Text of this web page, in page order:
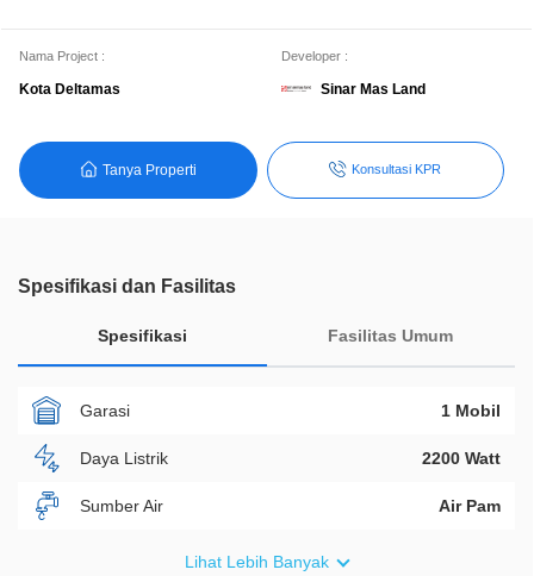
Nama Project :
Kota Deltamas
Developer :
Sinar Mas Land
Tanya Properti Konsultasi KPR
Spesifikasi dan Fasilitas
Spesifikasi Fasilitas Umum
Garasi 1 Mobil
Daya Listrik 2200 Watt
Sumber Air Air Pam
Lihat Lebih Banyak